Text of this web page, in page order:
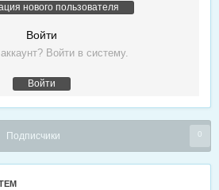
нового пользователя
Войти
Войти в систему.
Войти
Подписчики 0